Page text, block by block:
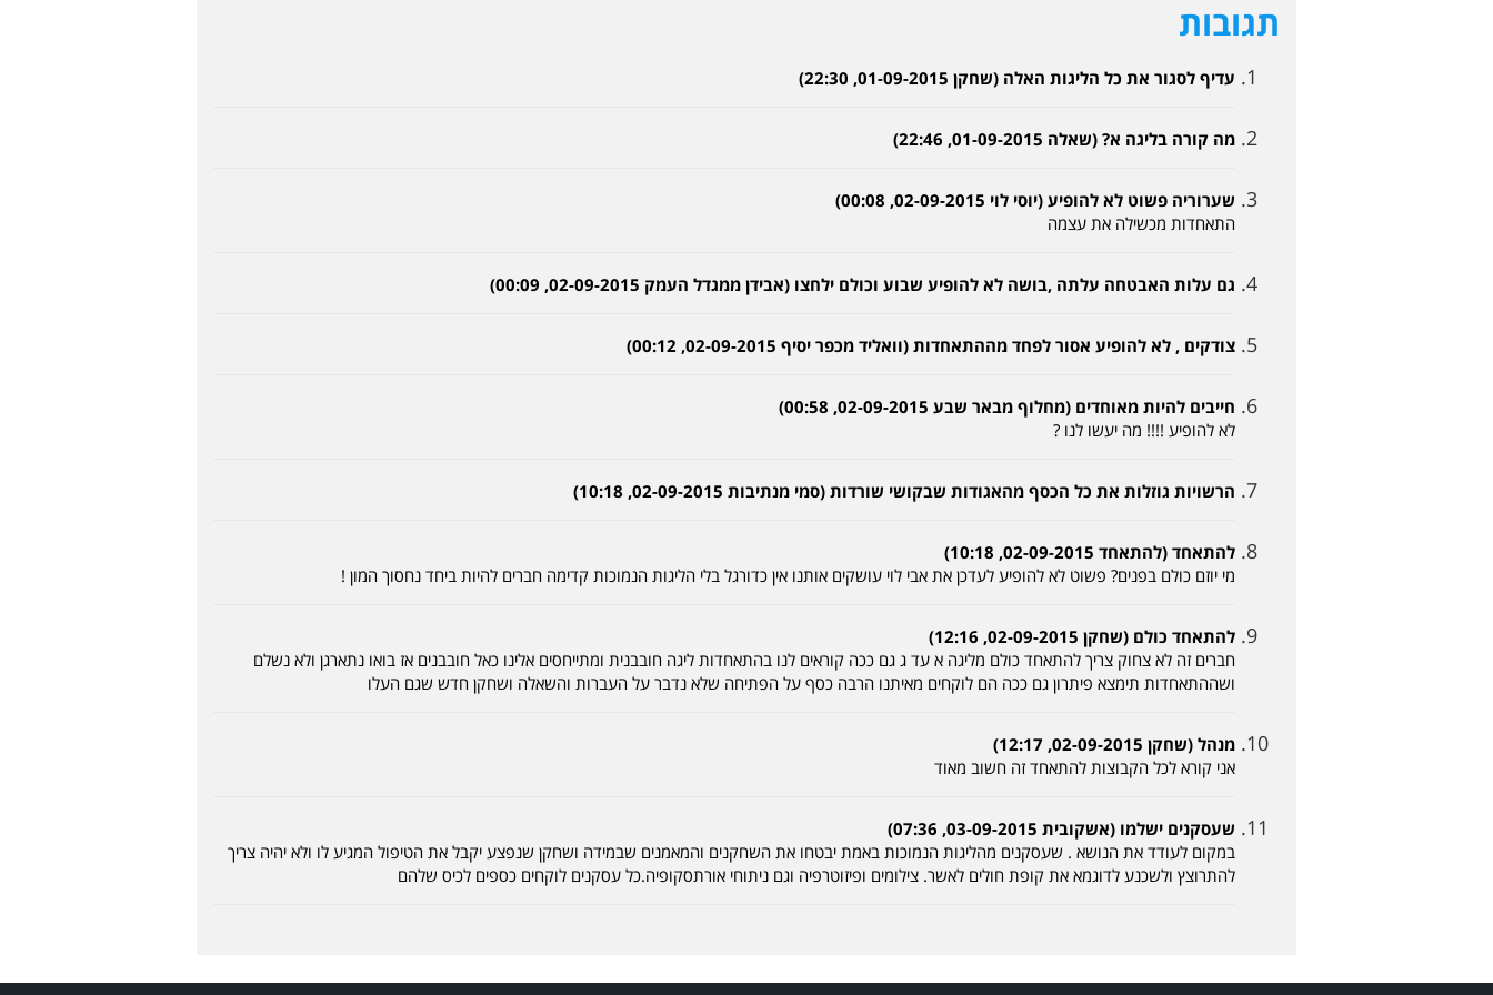
תגובות
עדיף לסגור את כל הליגות האלה (שחקן 01-09-2015, 22:30)
מה קורה בליגה א? (שאלה 01-09-2015, 22:46)
שערוריה פשוט לא להופיע (יוסי לוי 02-09-2015, 00:08)
התאחדות מכשילה את עצמה
גם עלות האבטחה עלתה ,בושה לא להופיע שבוע וכולם ילחצו (אבידן ממגדל העמק 02-09-2015, 00:09)
צודקים , לא להופיע אסור לפחד מההתאחדות (וואליד מכפר יסיף 02-09-2015, 00:12)
חייבים להיות מאוחדים (מחלוף מבאר שבע 02-09-2015, 00:58)
לא להופיע !!!! מה יעשו לנו ?
הרשויות גוזלות את כל הכסף מהאגודות שבקושי שורדות (סמי מנתיבות 02-09-2015, 10:18)
להתאחד (להתאחד 02-09-2015, 10:18)
מי יוזם כולם בפנים? פשוט לא להופיע לעדכן את אבי לוי עושקים אותנו אין כדורגל בלי הליגות הנמוכות קדימה חברים להיות ביחד נחסוך המון !
להתאחד כולם (שחקן 02-09-2015, 12:16)
חברים זה לא צחוק צריך להתאחד כולם מליגה א עד ג גם ככה קוראים לנו בהתאחדות ליגה חובבנית ומתייחסים אלינו כאל חובבנים אז בואו נתארגן ולא נשלם
ושההתאחדות תימצא פיתרון גם ככה הם לוקחים מאיתנו הרבה כסף על הפתיחה שלא נדבר על העברות והשאלה ושחקן חדש שגם העלו
מנהל (שחקן 02-09-2015, 12:17)
אני קורא לכל הקבוצות להתאחד זה חשוב מאוד
שעסקנים ישלמו (אשקובית 03-09-2015, 07:36)
במקום לעודד את הנושא . שעסקנים מהליגות הנמוכות באמת יבטחו את השחקנים והמאמנים שבמידה ושחקן שנפצע יקבל את הטיפול המגיע לו ולא יהיה צריך
להתרוצץ ולשכנע לדוגמא את קופת חולים לאשר. צילומים ופיזוטרפיה וגם ניתוחי אורתסקופיה.כל עסקנים לוקחים כספים לכיס שלהם